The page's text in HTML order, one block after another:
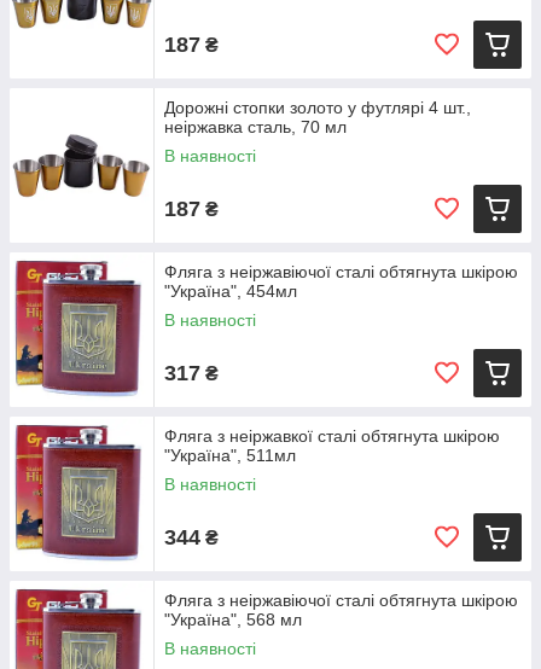
187 ₴
Дорожні стопки золото у футлярі 4 шт.,
неіржавка сталь, 70 мл
В наявності
187 ₴
Фляга з неіржавіючої сталі обтягнута шкірою
"Україна", 454мл
В наявності
317 ₴
Фляга з неіржавкої сталі обтягнута шкірою
"Україна", 511мл
В наявності
344 ₴
Фляга з неіржавіючої сталі обтягнута шкірою
"Україна", 568 мл
В наявності